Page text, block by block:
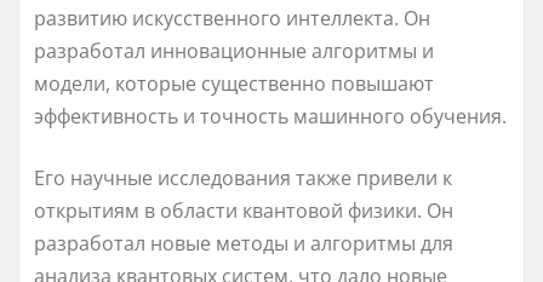
развитию искусственного интеллекта. Он
разработал инновационные алгоритмы и
модели, которые существенно повышают
эффективность и точность машинного обучения.
Его научные исследования также привели к
открытиям в области квантовой физики. Он
разработал новые методы и алгоритмы для
анализа квантовых систем, что дало новые